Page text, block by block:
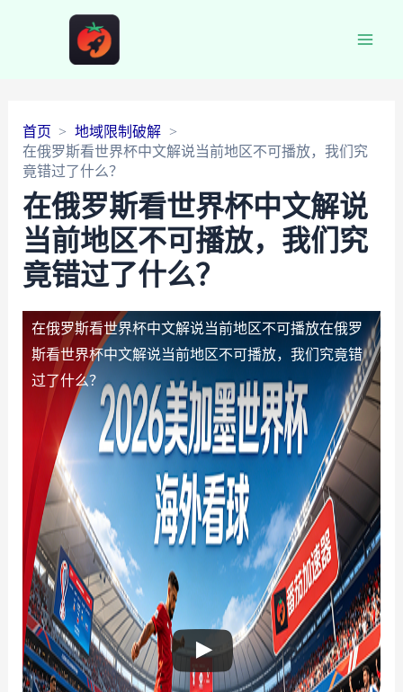
首页
地域限制破解
在俄罗斯看世界杯中文解说当前地区不可播放，我们究
竟错过了什么？
在俄罗斯看世界杯中文解说
当前地区不可播放，我们究
竟错过了什么？
在俄罗斯看世界杯中文解说当前地区不可播放在俄罗
斯看世界杯中文解说当前地区不可播放，我们究竟错
过了什么？